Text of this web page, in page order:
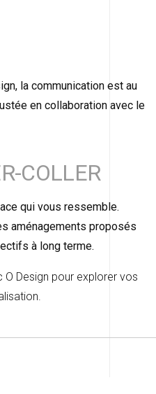
la communication est au
en collaboration avec le
COLLER
qui vous ressemble.
aménagements proposés
à long terme.
O Design pour explorer vos